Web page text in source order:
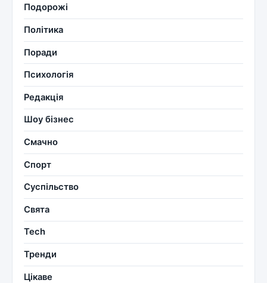
Подорожі
Політика
Поради
Психологія
Редакція
Шоу бізнес
Смачно
Спорт
Суспільство
Свята
Tech
Тренди
Цікаве